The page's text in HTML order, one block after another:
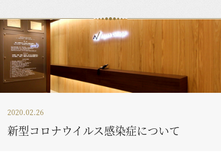
2020.02.26
新型コロナウイルス感染症について